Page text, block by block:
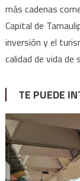
más cadenas
Capital de
inversión y el
calidad de vida de
TE PUEDE